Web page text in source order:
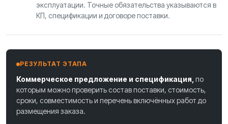
эксплуатации. Точные обязательства указываются в
КП, спецификации и договоре поставки.
РЕЗУЛЬТАТ ЭТАПА
Коммерческое предложение и спецификация, по
которым можно проверить состав поставки, стоимость,
сроки, совместимость и перечень включённых работ до
размещения заказа.